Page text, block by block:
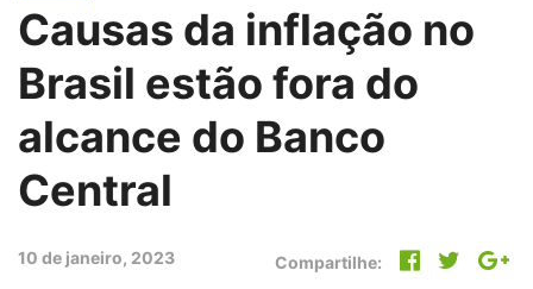
Causas da inflação no
Brasil estão fora do
alcance do Banco
Central
10 de janeiro, 2023 Compartilhe: